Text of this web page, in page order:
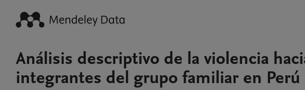
Análisis descriptivo de la violencia
integrantes del grupo familiar en Perú